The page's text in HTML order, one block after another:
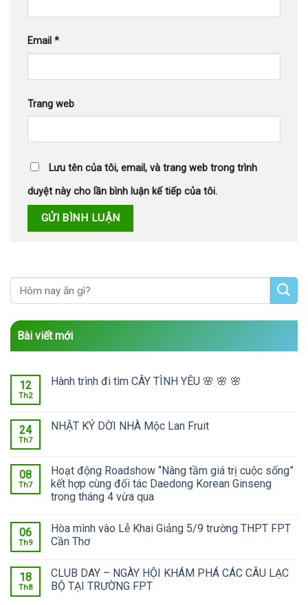
Email *
Trang web
Lưu tên của tôi, email, và trang web trong trình
duyệt này cho lần bình luận kế tiếp của tôi.
Bài viết mới
12
Th2
Hành trình đi tìm CÂY TÌNH YÊU 🌸 🌸 🌸
24
Th7
NHẬT KÝ DỜI NHÀ Mộc Lan Fruit
08
Th7
Hoạt động Roadshow “Nâng tầm giá trị cuộc sống”
kết hợp cùng đối tác Daedong Korean Ginseng
trong tháng 4 vừa qua
06
Th9
Hòa mình vào Lễ Khai Giảng 5/9 trường THPT FPT
Cần Thơ
18
Th8
CLUB DAY – NGÀY HỘI KHÁM PHÁ CÁC CÂU LẠC
BỘ TẠI TRƯỜNG FPT